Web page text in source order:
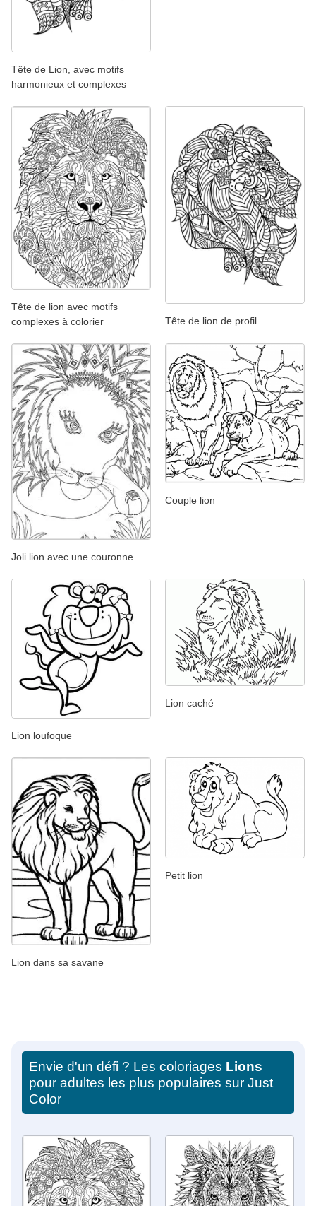
Tête de Lion, avec motifs
harmonieux et complexes
Tête de lion avec motifs
complexes à colorier
Tête de lion de profil
Joli lion avec une couronne
Couple lion
Lion loufoque
Lion caché
Lion dans sa savane
Petit lion
Envie d'un défi ? Les coloriages Lions
pour adultes les plus populaires sur Just
Color